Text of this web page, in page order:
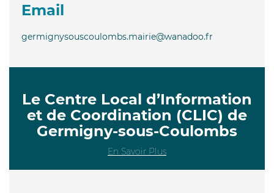
Email
germignysouscoulombs.mairie@wanadoo.fr
Le Centre Local d’Information
et de Coordination (CLIC) de
Germigny-sous-Coulombs
En Savoir Plus